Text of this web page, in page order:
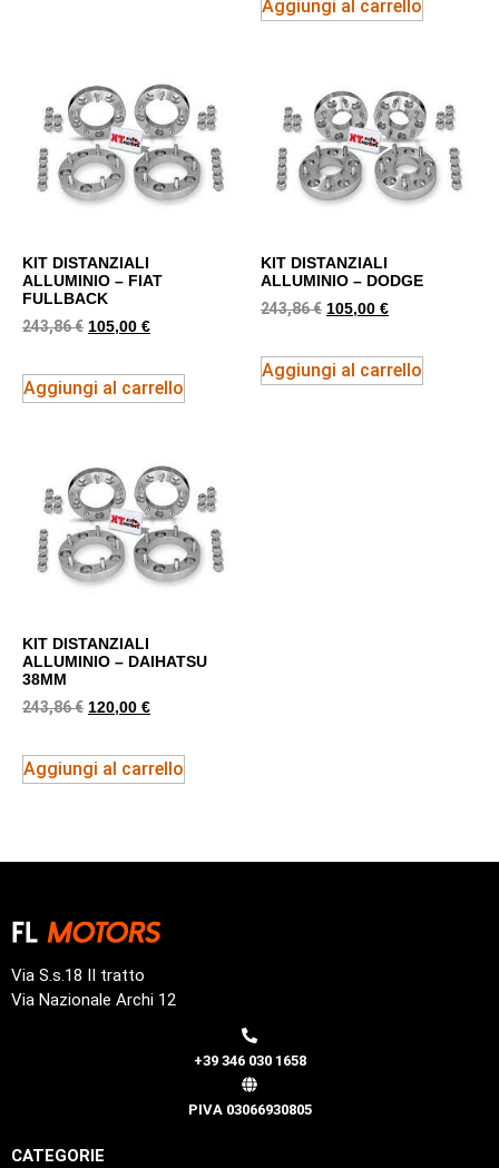
Aggiungi al carrello
KIT DISTANZIALI
ALLUMINIO – FIAT
FULLBACK
243,86€ 105,00 €
Aggiungi al carrello
KIT DISTANZIALI
ALLUMINIO – DODGE
243,86€ 105,00 €
Aggiungi al carrello
KIT DISTANZIALI
ALLUMINIO – DAIHATSU
38MM
243,86€ 120,00 €
Aggiungi al carrello
Via S.s.18 II tratto
Via Nazionale Archi 12
+39 346 030 1658
PIVA 03066930805
CATEGORIE